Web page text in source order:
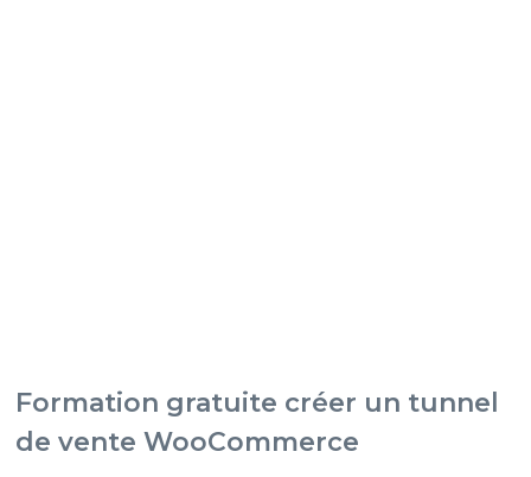
Formation gratuite créer un tunnel
de vente WooCommerce